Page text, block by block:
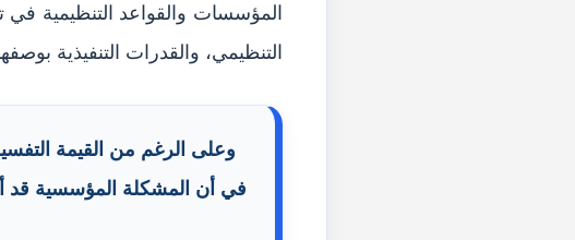
المؤسسات والقواعد التنظيمية في
التنظيمي، والقدرات التنفيذية
وعلى الرغم من القيمة
في أن المشكلة المؤسسية قد